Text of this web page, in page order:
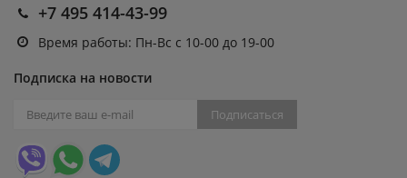
+7 495 414-43-99
Время работы: Пн-Вс с 10-00 до 19-00
Подписка на новости
Подписаться